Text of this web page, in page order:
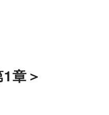
章＞